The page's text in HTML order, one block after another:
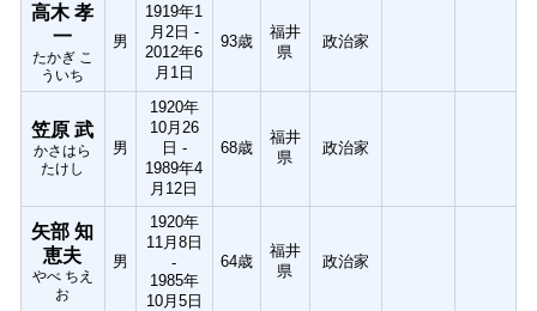
高木 孝
一
たかぎ こ
ういち
男
1919年1
月2日 -
2012年6
月1日
93歳
福井
県
政治家
笠原 武
かさはら
たけし
男
1920年
10月26
日 -
1989年4
月12日
68歳
福井
県
政治家
矢部 知
恵夫
やべ ちえ
お
男
1920年
11月8日
-
1985年
10月5日
64歳
福井
県
政治家